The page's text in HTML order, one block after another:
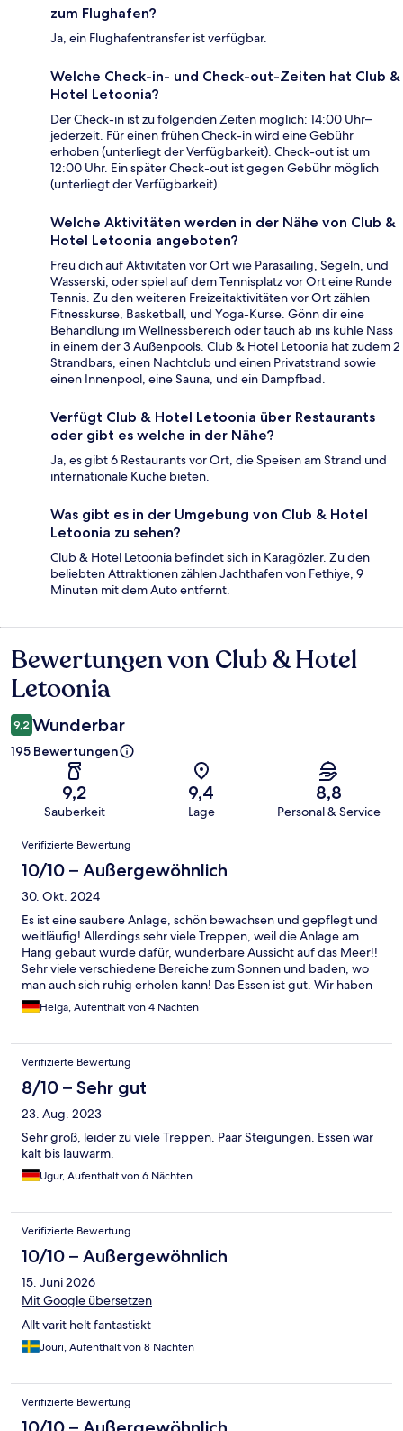
zum Flughafen?
Ja, ein Flughafentransfer ist verfügbar.
Welche Check-in- und Check-out-Zeiten hat Club &
Hotel Letoonia?
Der Check-in ist zu folgenden Zeiten möglich: 14:00 Uhr–
jederzeit. Für einen frühen Check-in wird eine Gebühr
erhoben (unterliegt der Verfügbarkeit). Check-out ist um
12:00 Uhr. Ein später Check-out ist gegen Gebühr möglich
(unterliegt der Verfügbarkeit).
Welche Aktivitäten werden in der Nähe von Club &
Hotel Letoonia angeboten?
Freu dich auf Aktivitäten vor Ort wie Parasailing, Segeln, und
Wasserski, oder spiel auf dem Tennisplatz vor Ort eine Runde
Tennis. Zu den weiteren Freizeitaktivitäten vor Ort zählen
Fitnesskurse, Basketball, und Yoga-Kurse. Gönn dir eine
Behandlung im Wellnessbereich oder tauch ab ins kühle Nass
in einem der 3 Außenpools. Club & Hotel Letoonia hat zudem 2
Strandbars, einen Nachtclub und einen Privatstrand sowie
einen Innenpool, eine Sauna, und ein Dampfbad.
Verfügt Club & Hotel Letoonia über Restaurants
oder gibt es welche in der Nähe?
Ja, es gibt 6 Restaurants vor Ort, die Speisen am Strand und
internationale Küche bieten.
Was gibt es in der Umgebung von Club & Hotel
Letoonia zu sehen?
Club & Hotel Letoonia befindet sich in Karagözler. Zu den
beliebten Attraktionen zählen Jachthafen von Fethiye, 9
Minuten mit dem Auto entfernt.
Bewertungen
Bewertungen von Club & Hotel
Letoonia
9,2 Wunderbar
195 Bewertungen
9,2
Sauberkeit
9,4
Lage
8,8
Personal & Service
Bewertungen
Verifizierte Bewertung
10/10 – Außergewöhnlich
30. Okt. 2024
Es ist eine saubere Anlage, schön bewachsen und gepflegt und
weitläufig! Allerdings sehr viele Treppen, weil die Anlage am
Hang gebaut wurde dafür, wunderbare Aussicht auf das Meer!!
Sehr viele verschiedene Bereiche zum Sonnen und baden, wo
man auch sich ruhig erholen kann! Das Essen ist gut. Wir haben
uns sehr wohl gefühlt!
Helga, Aufenthalt von 4 Nächten
Verifizierte Bewertung
8/10 – Sehr gut
23. Aug. 2023
Sehr groß, leider zu viele Treppen. Paar Steigungen. Essen war
kalt bis lauwarm.
Ugur, Aufenthalt von 6 Nächten
Verifizierte Bewertung
10/10 – Außergewöhnlich
15. Juni 2026
Mit Google übersetzen
Allt varit helt fantastiskt
Jouri, Aufenthalt von 8 Nächten
Verifizierte Bewertung